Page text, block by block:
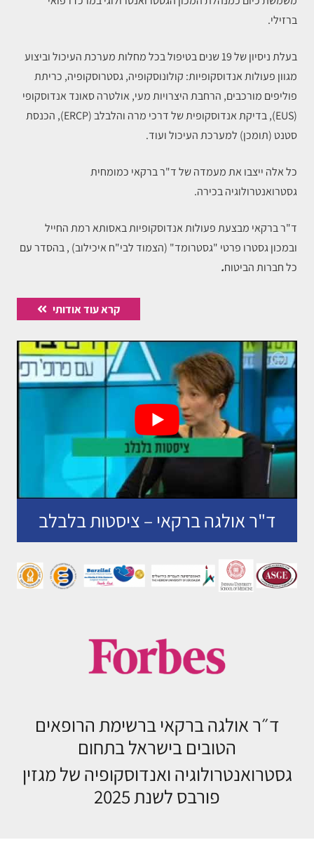
ברזילי.
בעלת ניסיון של 19 שנים בטיפול בכל מחלות מערכת העיכול וביצוע
מגוון פעולות אנדוסקופיות: קולונוסקופיה, גסטרוסקופיה, כריתת
פוליפים מורכבים, הרחבת היצרויות מעי, אולטרה סאונד אנדוסקופי
(EUS), בדיקת אנדוסקופית של דרכי מרה והלבלב (ERCP), הכנסת
סטנט (תומכן) למערכת העיכול ועוד.
כל אלה ייצבו את מעמדה של ד"ר ברקאי כמומחית
גסטרואנטרולוגיה בכירה.
ד"ר ברקאי מבצעת פעולות אנדוסקופיות באסותא רמת החייל
ובמכון גסטרו פרטי "גסטרומד" (הצמוד לבי"ח איכילוב) , בהסדר עם
כל חברות הביטוח.
קרא עוד אודותי
ד"ר אולגה ברקאי – ציסטות בלבלב
ד״ר אולגה ברקאי ברשימת הרופאים
הטובים בישראל בתחום
גסטרואנטרולוגיה ואנדוסקופיה של מגזין
פורבס לשנת 2025